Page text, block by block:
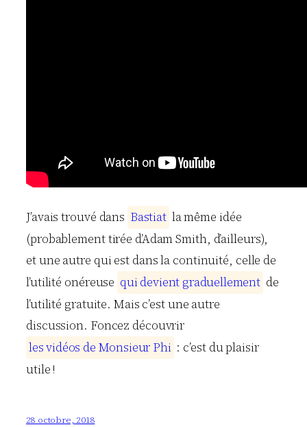
J’avais trouvé dans Bastiat la même idée
(probablement tirée d’Adam Smith, d’ailleurs),
et une autre qui est dans la continuité, celle de
l’utilité onéreuse quidevient graduellement de
l’utilité gratuite. Mais c’est une autre
discussion. Foncez découvrir
lesvidéos de Monsieur Phi : c’est du plaisir
utile !
28 octobre, 2018